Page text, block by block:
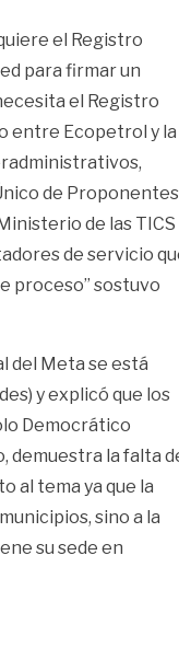
el Registro
para firmar un
el Registro
entre Ecopetrol y la
de
de las TICS
de servicio
proceso” sostuvo
del Meta se está
y explicó que los
Democrático
demuestra la falta
al tema ya que la
sino a la
su sede en